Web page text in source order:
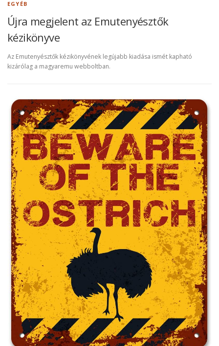
EGYÉB
Újra megjelent az Emutenyésztők
kézikönyve
Az Emutenyésztők kézikönyvének legújabb kiadása ismét kapható
kizárólag a magyaremu webboltban.